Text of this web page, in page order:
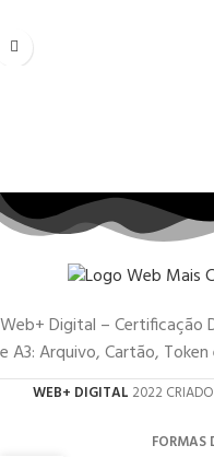
Web+ Digital – Certificação
e A3: Arquivo, Cartão, Token
WEB+ DIGITAL 2022
FORMAS